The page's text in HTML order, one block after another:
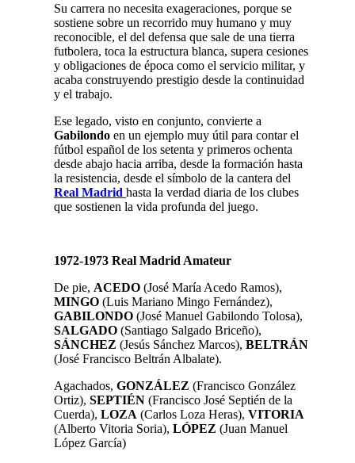
Su carrera no necesita exageraciones, porque se
sostiene sobre un recorrido muy humano y muy
reconocible, el del defensa que sale de una tierra
futbolera, toca la estructura blanca, supera cesiones
y obligaciones de época como el servicio militar, y
acaba construyendo prestigio desde la continuidad
y el trabajo.
Ese legado, visto en conjunto, convierte a
Gabilondo en un ejemplo muy útil para contar el
fútbol español de los setenta y primeros ochenta
desde abajo hacia arriba, desde la formación hasta
la resistencia, desde el símbolo de la cantera del
Real Madrid hasta la verdad diaria de los clubes
que sostienen la vida profunda del juego.
1972-1973 Real Madrid Amateur
De pie, ACEDO (José María Acedo Ramos),
MINGO (Luis Mariano Mingo Fernández),
GABILONDO (José Manuel Gabilondo Tolosa),
SALGADO (Santiago Salgado Briceño),
SÁNCHEZ (Jesús Sánchez Marcos), BELTRÁN
(José Francisco Beltrán Albalate).
Agachados, GONZÁLEZ (Francisco González
Ortiz), SEPTIÉN (Francisco José Septién de la
Cuerda), LOZA (Carlos Loza Heras), VITORIA
(Alberto Vitoria Soria), LÓPEZ (Juan Manuel
López García)